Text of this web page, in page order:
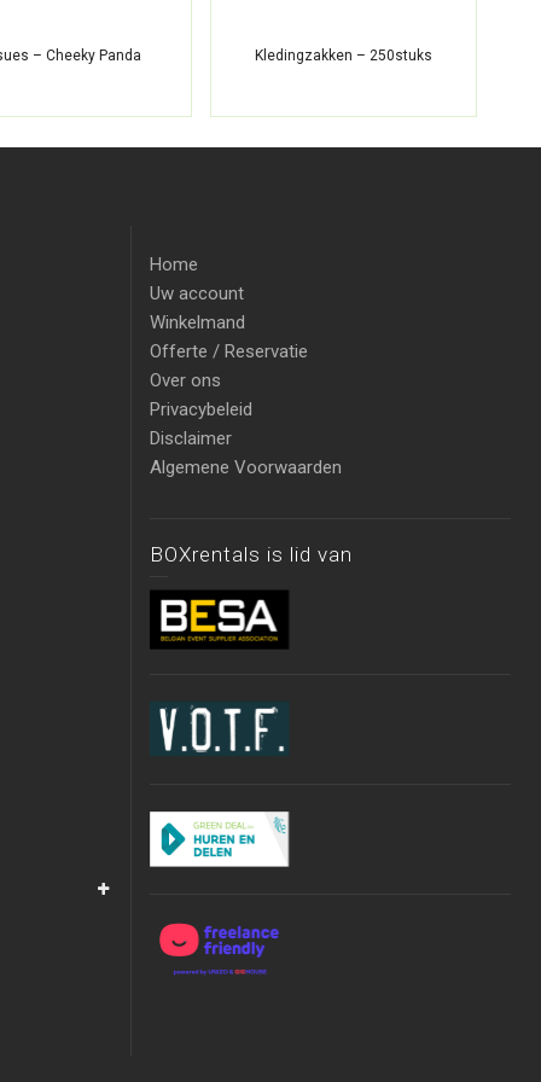
– Cheeky Panda Kledingzakken – 250stuks
Home
Uw account
Winkelmand
Offerte / Reservatie
Over ons
Privacybeleid
Disclaimer
Algemene Voorwaarden
BOXrentals is lid van